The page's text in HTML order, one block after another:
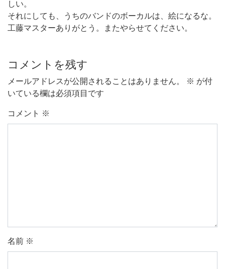
しい。
それにしても、うちのバンドのボーカルは、絵になるな。
工藤マスターありがとう。またやらせてください。
コメントを残す
メールアドレスが公開されることはありません。 ※ が付
いている欄は必須項目です
コメント ※
名前 ※